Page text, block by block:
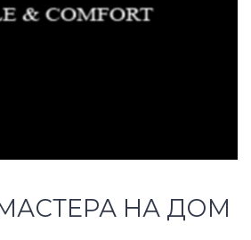
НА ДОМ